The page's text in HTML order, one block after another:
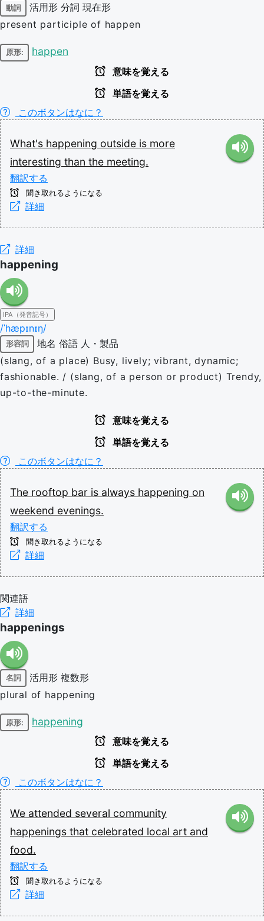
動詞 活用形 分詞 現在形
present participle of happen
原形: happen
意味を覚える
単語を覚える
このボタンはなに？
What's happening outside is more
interesting than the meeting.
翻訳する
聞き取れるようになる
詳細
詳細
happening
IPA（発音記号）
/ˈhæpɪnɪŋ/
形容詞 地名 俗語 人・製品
(slang, of a place) Busy, lively; vibrant, dynamic;
fashionable. / (slang, of a person or product) Trendy,
up-to-the-minute.
意味を覚える
単語を覚える
このボタンはなに？
The rooftop bar is always happening on
weekend evenings.
翻訳する
聞き取れるようになる
詳細
関連語
詳細
happenings
名詞 活用形 複数形
plural of happening
原形: happening
意味を覚える
単語を覚える
このボタンはなに？
We attended several community
happenings that celebrated local art and
food.
翻訳する
聞き取れるようになる
詳細